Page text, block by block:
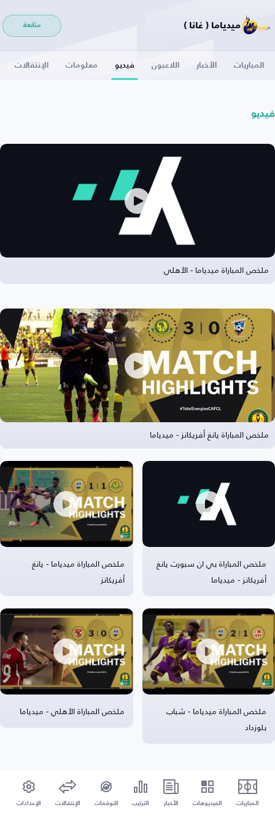
ميدياما ( غانا ) متابعة
المباريات الأخبار اللاعبون فيديو معلومات الإنتقالات
فيديو
ملخص المباراة ميدياما - الأهلي
ملخص المباراة يانغ أفريكانز - ميدياما
ملخص المباراة بي ان سبورت يانغ
أفريكانز - ميدياما
ملخص المباراة ميدياما - يانغ
أفريكانز
ملخص المباراة ميدياما - شباب
بلوزداد
ملخص المباراة الأهلي - ميدياما
المباريات الفيديوهات الأخبار الترتيب التوقعات الإنتقالات الإعدادات